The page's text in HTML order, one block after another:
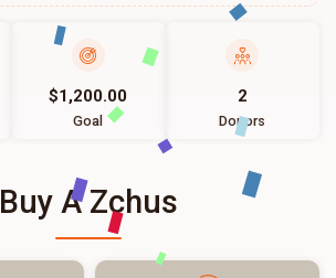
$1,200.00
Goal
2
Donors
Buy A Zchus